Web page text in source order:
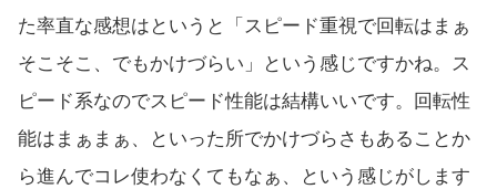
た率直な感想はというと「スピード重視で回転はまぁ
そこそこ、でもかけづらい」という感じですかね。ス
ピード系なのでスピード性能は結構いいです。回転性
能はまぁまぁ、といった所でかけづらさもあることか
ら進んでコレ使わなくてもなぁ、という感じがします